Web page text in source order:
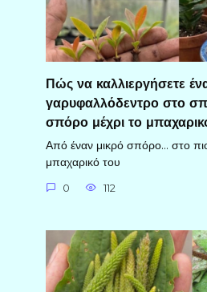
Πώς να καλλιεργήσετε
γαρυφαλλόδεντρο στο
σπόρο μέχρι το
Από έναν μικρό σπόρο… στο
μπαχαρικό του
0 112